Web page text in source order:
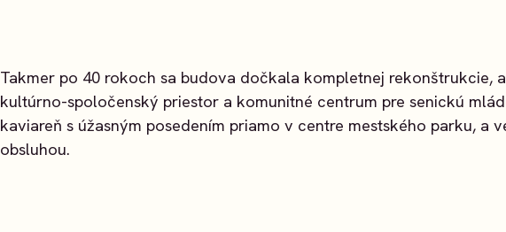
Takmer po 40 rokoch sa budova dočkala kompletnej rekonštrukcie,
kultúrno-spoločenský priestor a komunitné centrum pre senickú
kaviareň s úžasným posedením priamo v centre mestského parku, a
obsluhou.